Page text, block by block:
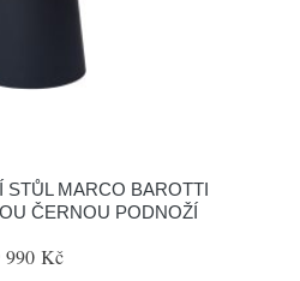
STŮL MARCO BAROTTI
ČERNOU PODNOŽÍ
990 Kč